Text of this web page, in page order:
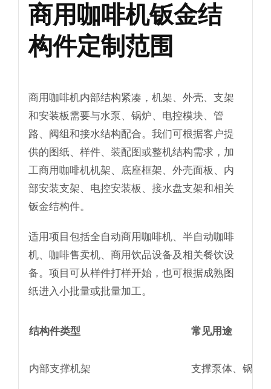
商用咖啡机钣金结
构件定制范围
商用咖啡机内部结构紧凑，机架、外壳、支架
和安装板需要与水泵、锅炉、电控模块、管
路、阀组和接水结构配合。我们可根据客户提
供的图纸、样件、装配图或整机结构需求，加
工商用咖啡机机架、底座框架、外壳面板、内
部安装支架、电控安装板、接水盘支架和相关
钣金结构件。
适用项目包括全自动商用咖啡机、半自动咖啡
机、咖啡售卖机、商用饮品设备及相关餐饮设
备。项目可从样件打样开始，也可根据成熟图
纸进入小批量或批量加工。
结构件类型 常见用途
内部支撑机架 支撑泵体、锅炉